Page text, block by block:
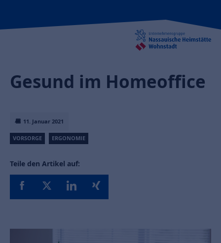
11. Januar 2021
VORSORGE ERGONOMIE
Teile den Artikel auf:
Gesund im Homeoffice